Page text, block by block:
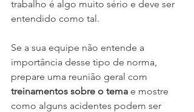
trabalho é algo muito sério e deve ser
entendido como tal.
Se a sua equipe não entende a
importância desse tipo de norma,
prepare uma reunião geral com
treinamentos sobre o tema e mostre
como alguns acidentes podem ser